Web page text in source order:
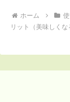
ホーム
リット（美味しくな